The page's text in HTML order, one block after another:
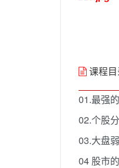
课程目
01.最强
02.个股
03.大盘
04 股市